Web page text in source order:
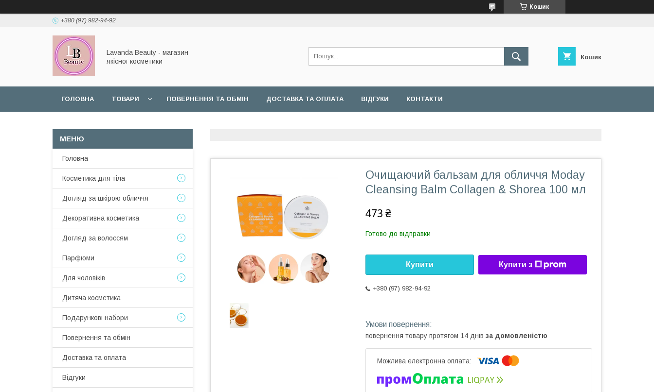
Кошик
+380 (97) 982-94-92
Lavanda Beauty - магазин
якісної косметики
Кошик
ГОЛОВНА ТОВАРИ ПОВЕРНЕННЯ ТА ОБМІН ДОСТАВКА ТА ОПЛАТА ВІДГУКИ КОНТАКТИ
Очищаючий бальзам для обличчя Moday
Cleansing Balm Collagen & Shorea 100 мл
473 ₴
Готово до відправки
Купити Купити з
+380 (97) 982-94-92
повернення товару протягом 14 днів за домовленістю
Головна
Косметика для тіла
Догляд за шкірою обличчя
Декоративна косметика
Догляд за волоссям
Парфюми
Для чоловіків
Дитяча косметика
Подарункові набори
Повернення та обмін
Доставка та оплата
Відгуки